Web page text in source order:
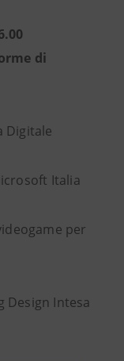
di
Digitale
Italia
per
Design Intesa